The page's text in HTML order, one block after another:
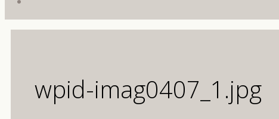
wpid-imag0407_1.jpg